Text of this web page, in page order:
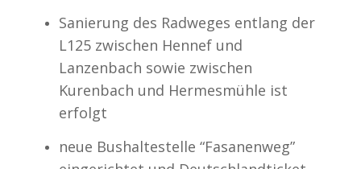
Sanierung des Radweges entlang der
L125 zwischen Hennef und
Lanzenbach sowie zwischen
Kurenbach und Hermesmühle ist
erfolgt
neue Bushaltestelle “Fasanenweg”